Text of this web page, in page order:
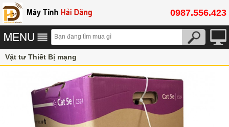
0987.556.423
Vật tư Thiết Bị mạng
Cáp mạng, cáp điện thoại, cáp viễn thông